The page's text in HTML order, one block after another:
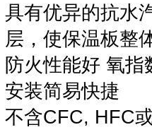
具有优异的抗水
层，使保温板整
防火性能好 氧指
安装简易快捷
不含CFC, HFC